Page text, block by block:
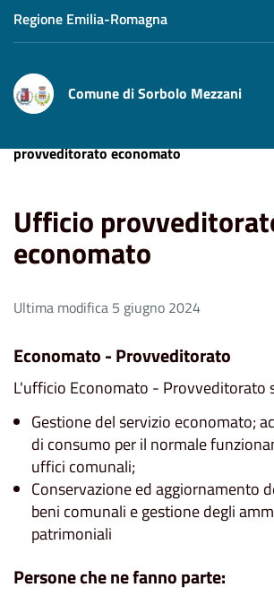
Regione Emilia-Romagna
Comune di Sorbolo Mezzani
provveditorato economato
Ufficio
economato
Ultima modifica 5 giugno 2024
Economato - Provveditorato
L'ufficio Economato - Provveditorato
Gestione del servizio economato;
di consumo per il normale
uffici comunali;
Conservazione ed aggiornamento
beni comunali e gestione degli
patrimoniali
Persone che ne fanno parte: